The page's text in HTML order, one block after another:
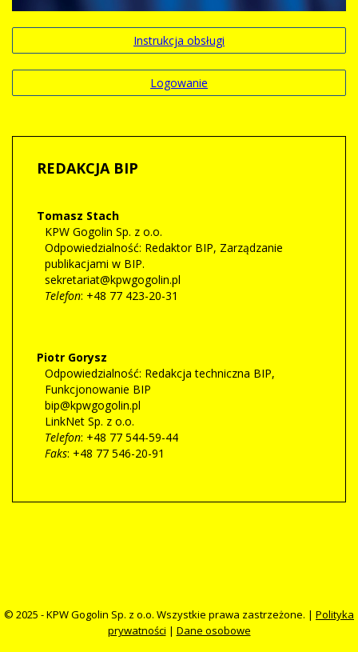
Instrukcja obsługi
Logowanie
REDAKCJABIP
Tomasz Stach
KPW Gogolin Sp. z o.o.
Odpowiedzialność: Redaktor BIP, Zarządzanie
publikacjami w BIP.
sekretariat@kpwgogolin.pl
Telefon: +48 77 423-20-31
Piotr Gorysz
Odpowiedzialność: Redakcja techniczna BIP,
Funkcjonowanie BIP
bip@kpwgogolin.pl
LinkNet Sp. z o.o.
Telefon: +48 77 544-59-44
Faks: +48 77 546-20-91
© 2025 - KPW Gogolin Sp. z o.o. Wszystkie prawa zastrzeżone. | Polityka
prywatności | Dane osobowe